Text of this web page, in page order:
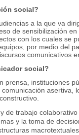
social?
a la que va
de sensibilización
con los cuales se
por medio del
comunicativos
social?
prensa, instituciones
asertiva,
de trabajo
y la toma de